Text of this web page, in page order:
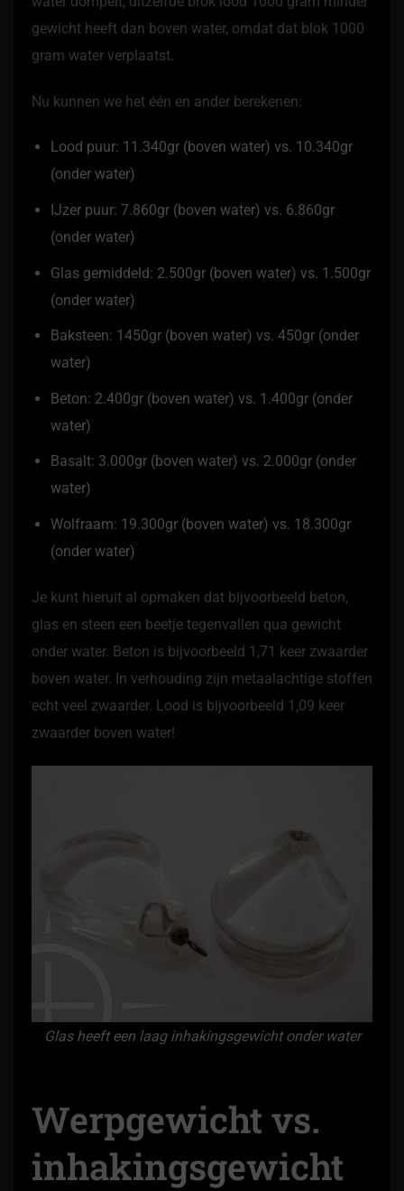
gewicht heeft dan boven water, omdat dat blok 1000
gram water verplaatst.
Nu kunnen we het één en ander berekenen:
Lood puur: 11.340gr (boven water) vs. 10.340gr
(onder water)
IJzer puur: 7.860gr (boven water) vs. 6.860gr
(onder water)
Glas gemiddeld: 2.500gr (boven water) vs. 1.500gr
(onder water)
Baksteen: 1450gr (boven water) vs. 450gr (onder
water)
Beton: 2.400gr (boven water) vs. 1.400gr (onder
water)
Basalt: 3.000gr (boven water) vs. 2.000gr (onder
water)
Wolfraam: 19.300gr (boven water) vs. 18.300gr
(onder water)
Je kunt hieruit al opmaken dat bijvoorbeeld beton,
glas en steen een beetje tegenvallen qua gewicht
onder water. Beton is bijvoorbeeld 1,71 keer zwaarder
boven water. In verhouding zijn metaalachtige stoffen
echt veel zwaarder. Lood is bijvoorbeeld 1,09 keer
zwaarder boven water!
Glas heeft een laag inhakingsgewicht onder water
Werpgewicht vs.
inhakingsgewicht